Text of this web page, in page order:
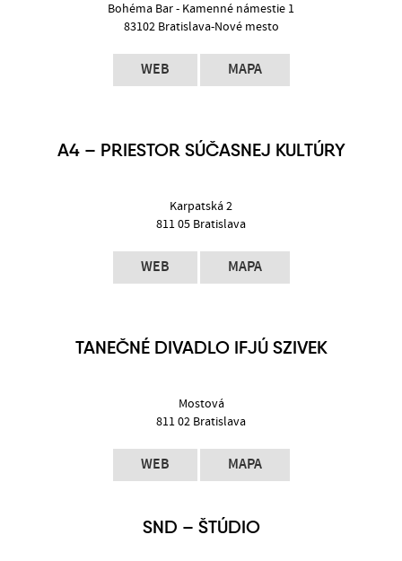
Bohéma Bar - Kamenné námestie 1
83102 Bratislava-Nové mesto
WEB MAPA
A4 – PRIESTOR SÚČASNEJ KULTÚRY
Karpatská 2
811 05 Bratislava
WEB MAPA
TANEČNÉ DIVADLO IFJÚ SZIVEK
Mostová
811 02 Bratislava
WEB MAPA
SND – ŠTÚDIO